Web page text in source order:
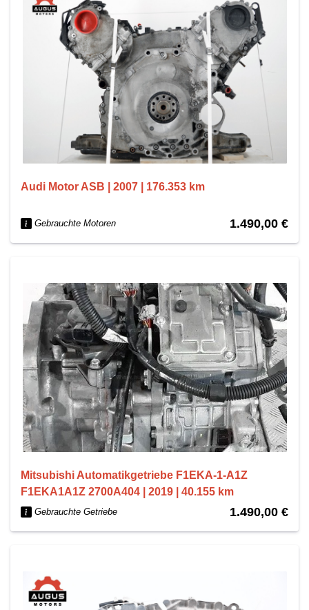
Audi Motor ASB | 2007 | 176.353 km
Gebrauchte Motoren 1.490,00 €
Mitsubishi Automatikgetriebe F1EKA-1-A1Z
F1EKA1A1Z 2700A404 | 2019 | 40.155 km
Gebrauchte Getriebe 1.490,00 €